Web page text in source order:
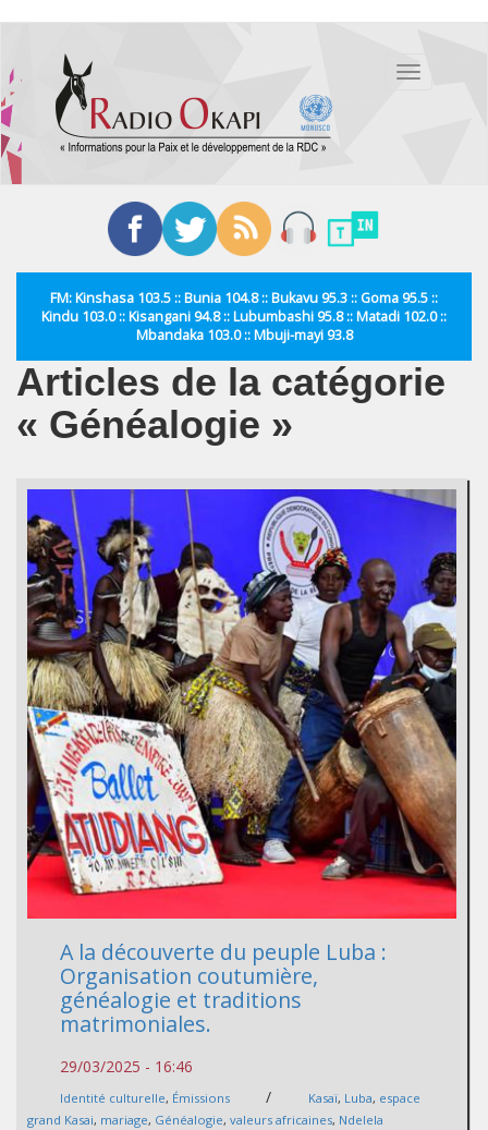
contenu
principal
Toggle
FM: Kinshasa 103.5 :: Bunia 104.8 :: Bukavu 95.3 :: Goma 95.5 ::
Kindu 103.0 :: Kisangani 94.8 :: Lubumbashi 95.8 :: Matadi 102.0 ::
Mbandaka 103.0 :: Mbuji-mayi 93.8
Articles de la catégorie
« Généalogie »
A la découverte du peuple Luba :
Organisation coutumière,
généalogie et traditions
matrimoniales.
29/03/2025 - 16:46
Identité culturelle, Émissions / Kasaï, Luba, espace
grand Kasai, mariage, Généalogie, valeurs africaines, Ndelela